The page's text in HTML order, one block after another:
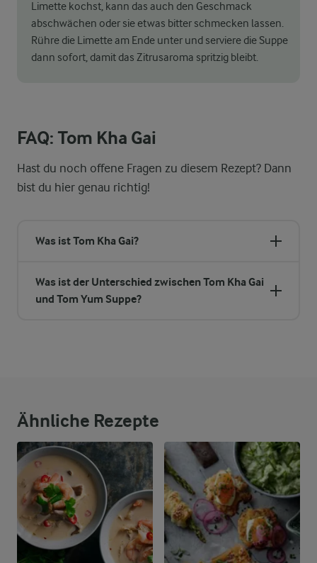
Limette kochst, kann das auch den Geschmack
abschwächen oder sie etwas bitter schmecken lassen.
Rühre die Limette am Ende unter und serviere die Suppe
dann sofort, damit das Zitrusaroma spritzig bleibt.
FAQ: Tom Kha Gai
Hast du noch offene Fragen zu diesem Rezept? Dann
bist du hier genau richtig!
Was ist Tom Kha Gai?
Was ist der Unterschied zwischen Tom Kha Gai
und Tom Yum Suppe?
Ähnliche Rezepte